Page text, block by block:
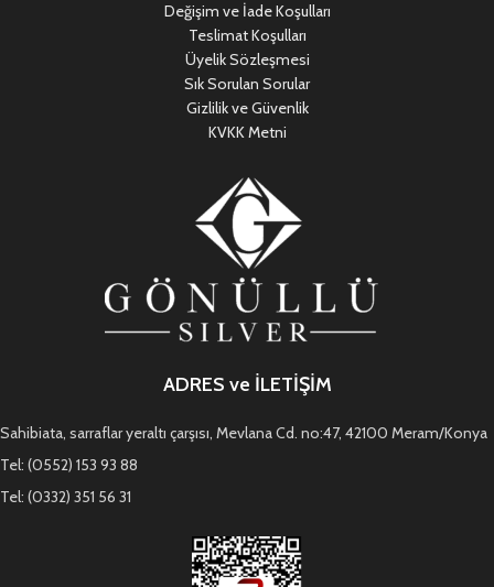
Değişim ve İade Koşulları
Teslimat Koşulları
Üyelik Sözleşmesi
Sık Sorulan Sorular
Gizlilik ve Güvenlik
KVKK Metni
ADRES ve İLETİŞİM
Sahibiata, sarraflar yeraltı çarşısı, Mevlana Cd. no:47, 42100 Meram/Konya
Tel: (0552) 153 93 88
Tel: (0332) 351 56 31